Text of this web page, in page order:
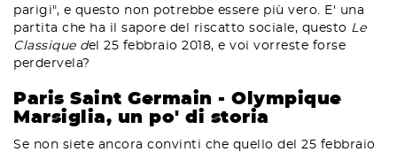
parigi", e questo non potrebbe essere più vero. E' una
partita che ha il sapore del riscatto sociale, questo Le
Classique del 25 febbraio 2018, e voi vorreste forse
perdervela?
Paris Saint Germain - Olympique
Marsiglia, un po' di storia
Se non siete ancora convinti che quello del 25 febbraio